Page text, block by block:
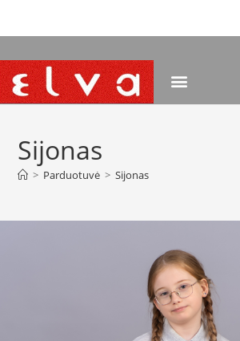
Sijonas
> Parduotuvė > Sijonas